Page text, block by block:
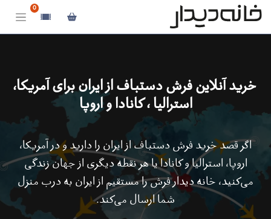
0
خرید آنلاین فرش دستباف از ایران برای آمریکا،
استرالیا ، کانادا و اروپا
اگر قصد خرید فرش دستباف از ایران را دارید و در آمریکا،
اروپا، استرالیا و کانادا یا هر نقطه دیگری از جهان زندگی
می‌کنید، خانه دیدار فرش را مستقیم از ایران به درب منزل
شما ارسال می‌کند.